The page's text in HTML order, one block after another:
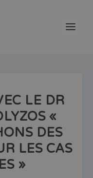
LE DR
«
DES
LES CAS
»